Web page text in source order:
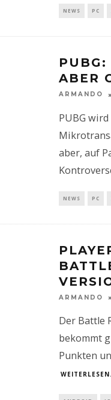
NEWS PC
PUBG:
ABER
ARMANDO
PUBG
aber, auf
NEWS PC
ARMANDO
Der Battle
bekommt
Punkten